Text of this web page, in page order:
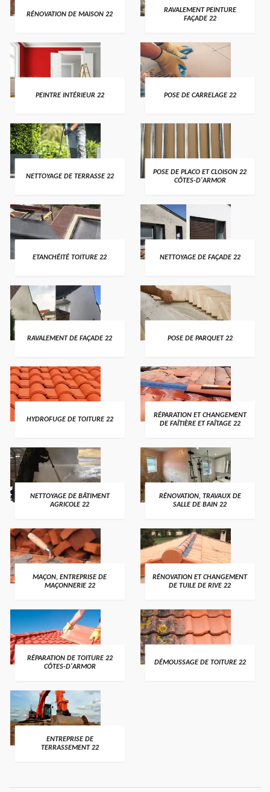
RÉNOVATION DE MAISON 22
RAVALEMENT PEINTURE
FAÇADE 22
PEINTRE INTÉRIEUR 22 POSE DE CARRELAGE 22
NETTOYAGE DE TERRASSE 22
POSE DE PLACO ET CLOISON 22
CÔTES-D'ARMOR
ETANCHÉITÉ TOITURE 22 NETTOYAGE DE FAÇADE 22
RAVALEMENT DE FAÇADE 22 POSE DE PARQUET 22
HYDROFUGE DE TOITURE 22
RÉPARATION ET CHANGEMENT
DE FAÎTIÈRE ET FAÎTAGE 22
NETTOYAGE DE BÂTIMENT
AGRICOLE 22
RÉNOVATION, TRAVAUX DE
SALLE DE BAIN 22
MAÇON, ENTREPRISE DE
MAÇONNERIE 22
RÉNOVATION ET CHANGEMENT
DE TUILE DE RIVE 22
RÉPARATION DE TOITURE 22
CÔTES-D'ARMOR
DÉMOUSSAGE DE TOITURE 22
ENTREPRISE DE
TERRASSEMENT 22